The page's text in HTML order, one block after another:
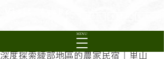
MENU
深度探索綾部地區的農家民宿｜里山